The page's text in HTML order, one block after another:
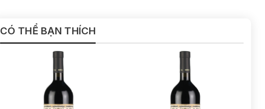
CÓ THỂ BẠN THÍCH